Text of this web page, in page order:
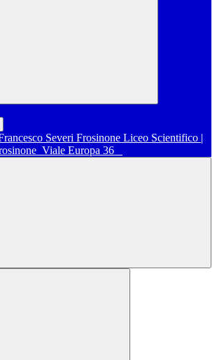
Liceo Scientifico |
Viale Europa 36